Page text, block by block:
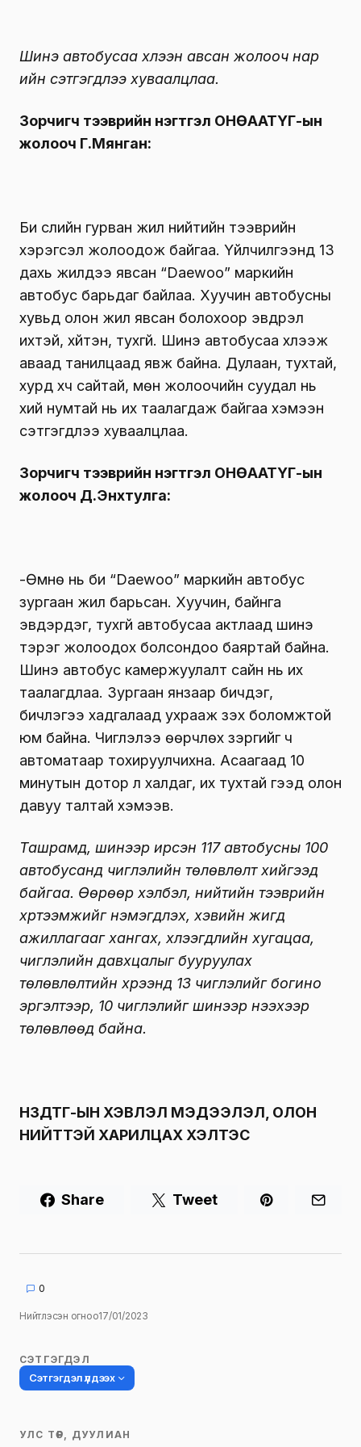
Шинэ автобусаа хүлээн авсан жолооч нар
ийн сэтгэгдлээ хуваалцлаа.
Зорчигч тээврийн нэгтгэл ОНӨААТҮГ-ын
жолооч Г.Мянган:
Би сүүлийн гурван жил нийтийн тээврийн
хэрэгсэл жолоодож байгаа. Үйлчилгээнд 13
дахь жилдээ явсан “Daewoo” маркийн
автобус барьдаг байлаа. Хуучин автобусны
хувьд олон жил явсан болохоор эвдрэл
ихтэй, хүйтэн, тухгүй. Шинэ автобусаа хүлээж
аваад танилцаад явж байна. Дулаан, тухтай,
хурд хүч сайтай, мөн жолоочийн суудал нь
хий нумтай нь их таалагдаж байгаа хэмээн
сэтгэгдлээ хуваалцлаа.
Зорчигч тээврийн нэгтгэл ОНӨААТҮГ-ын
жолооч Д.Энхтулга:
-Өмнө нь би “Daewoo” маркийн автобус
зургаан жил барьсан. Хуучин, байнга
эвдэрдэг, тухгүй автобусаа актлаад шинэ
тэрэг жолоодох болсондоо баяртай байна.
Шинэ автобус камержуулалт сайн нь их
таалагдлаа. Зургаан янзаар бичдэг,
бичлэгээ хадгалаад ухрааж үзэх боломжтой
юм байна. Чиглэлээ өөрчлөх зэргийг ч
автоматаар тохируулчихна. Асаагаад 10
минутын дотор л халдаг, их тухтай гээд олон
давуу талтай хэмээв.
Ташрамд, шинээр ирсэн 117 автобусны 100
автобусанд чиглэлийн төлөвлөлт хийгээд
байгаа. Өөрөөр хэлбэл, нийтийн тээврийн
хүртээмжийг нэмэгдүүлэх, хэвийн жигд
ажиллагааг хангах, хүлээгдлийн хугацаа,
чиглэлийн давхцалыг бууруулах
төлөвлөлтийн хүрээнд 13 чиглэлийг богино
эргэлтээр, 10 чиглэлийг шинээр нээхээр
төлөвлөөд байна.
НЗДТГ-ЫН ХЭВЛЭЛ МЭДЭЭЛЭЛ, ОЛОН
НИЙТТЭЙ ХАРИЛЦАХ ХЭЛТЭС
Share Tweet
0
Нийтлэсэн огноо17/01/2023
СЭТГЭГДЭЛ
Сэтгэгдэл үлдээх
УЛС ТӨР, ДУУЛИАН